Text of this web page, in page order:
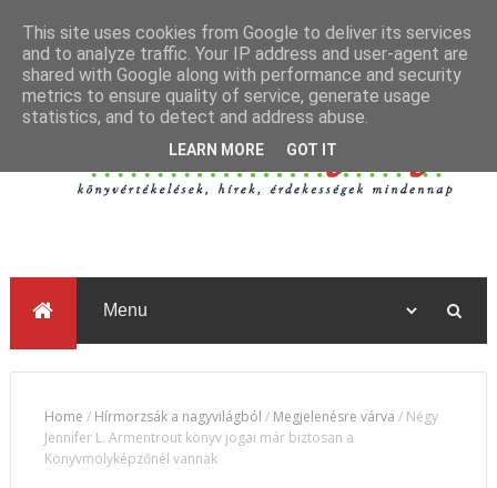
Home / Hírmorzsák a nagyvilágból / Megjelenésre várva / Négy
Jennifer L. Armentrout könyv jogai már biztosan a
Könyvmolyképzőnél vannak
This site uses cookies from Google to deliver its services
and to analyze traffic. Your IP address and user-agent are
shared with Google along with performance and security
metrics to ensure quality of service, generate usage
statistics, and to detect and address abuse.
LEARN MORE GOT IT